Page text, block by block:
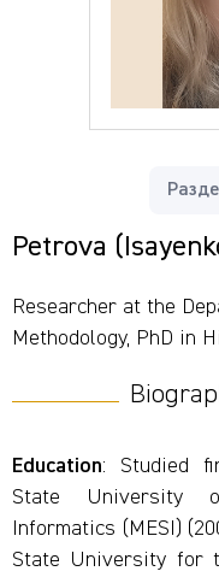
Petrova
Researcher at the
Methodology, PhD in
Education: Studied
State University
Informatics (MESI)
State University for